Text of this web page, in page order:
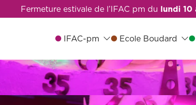
Fermeture estivale de l’IFAC pm du lundi 10
IFAC-pm Ecole Boudard